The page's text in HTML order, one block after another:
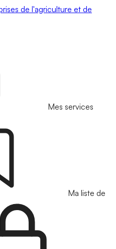
de l'agriculture et de
Mes services
Ma liste de